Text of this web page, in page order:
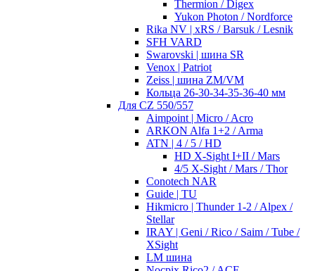
Thermion / Digex
Yukon Photon / Nordforce
Rika NV | xRS / Barsuk / Lesnik
SFH VARD
Swarovski | шина SR
Venox | Patriot
Zeiss | шина ZM/VM
Кольца 26-30-34-35-36-40 мм
Для CZ 550/557
Aimpoint | Micro / Acro
ARKON Alfa 1+2 / Arma
ATN | 4 / 5 / HD
HD X-Sight I+II / Mars
4/5 X-Sight / Mars / Thor
Conotech NAR
Guide | TU
Hikmicro | Thunder 1-2 / Alpex /
Stellar
IRAY | Geni / Rico / Saim / Tube /
XSight
LM шина